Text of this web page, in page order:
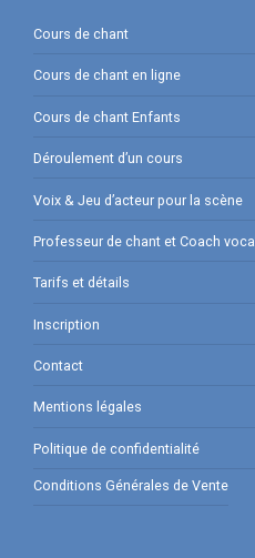
Cours de chant
Cours de chant en ligne
Cours de chant Enfants
Déroulement d’un cours
Voix & Jeu d’acteur pour la scène
Professeur de chant et Coach vocal
Tarifs et détails
Inscription
Contact
Mentions légales
Politique de confidentialité
Conditions Générales de Vente